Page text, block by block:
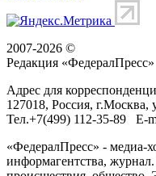
2007-2026 ©
Редакция «ФедералПресс»
Адрес для
127018, Россия, г.Москва,
Тел.+7(499) 112-35-89 E-
«ФедералПресс» - медиа-
информагентства,